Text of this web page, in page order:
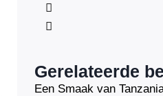
Gerelateerde
Een Smaak van